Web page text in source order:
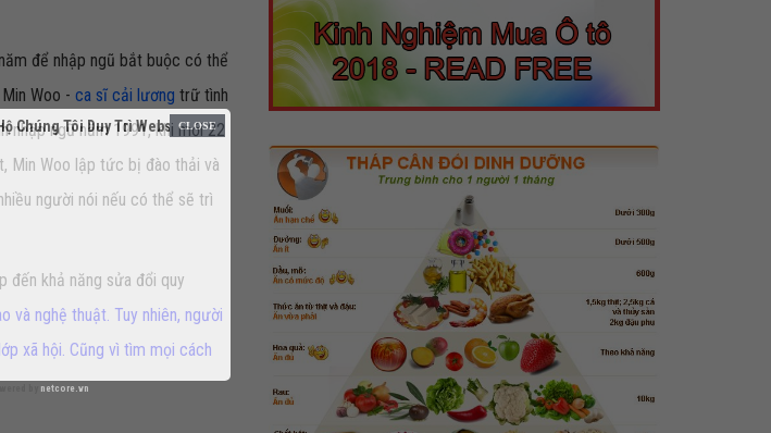
để nhập ngũ bắt buộc có thể
Woo - ca sĩ cải lương trữ tình
nhập ngũ năm 1991, khi mới 22
Min Woo lập tức bị đào thải và
người nói nếu có thể sẽ trì
đến khả năng sửa đổi quy
nghệ thuật. Tuy nhiên, người
xã hội. Cũng vì tìm mọi cách
Chúng Tôi Duy Trì Website
by netcore.vn